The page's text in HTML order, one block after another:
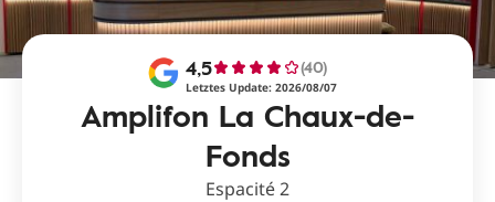
Amplifon La Chaux-de-
Fonds
4,5 (40)
Letztes Update: 2026/08/07
Espacité 2